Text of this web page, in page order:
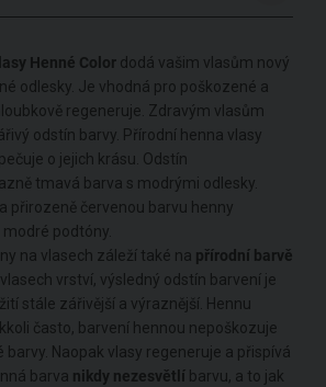
Henné Color dodá vašim vlasům nový
odlesky. Je vhodná pro poškozené a
regeneruje. Zdravým vlasům
odstín barvy. Přírodní henna vlasy
o jejich krásu. Odstín
tmavá barva s modrými odlesky.
přirozeně červenou barvu henny
podtóny.
na vlasech záleží také na přírodní barvě
vrství, výsledný odstín barvení je
stále zářivější a výraznější. Hennu
často, barvení hennou nepoškozuje
barvy. Naopak vlasy regeneruje a přispívá
barva nikdy nezesvětlí barvu, a to jak